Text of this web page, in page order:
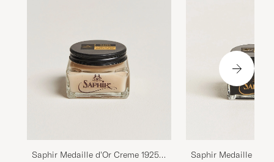
Saphir Medaille d'Or Creme 1925
Saphir Medaille d'Or